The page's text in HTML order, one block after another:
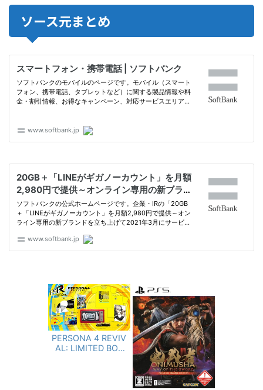
ソース元まとめ
PERSONA 4 REVIV
AL: LIMITED BOX